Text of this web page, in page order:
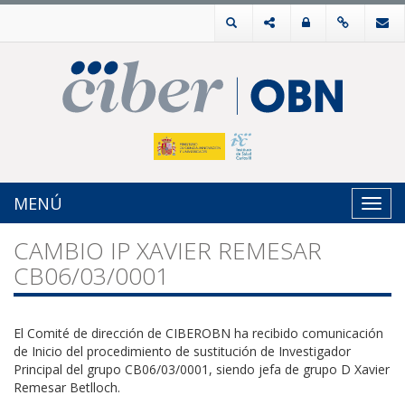
MENÚ
CAMBIO IP XAVIER REMESAR
CB06/03/0001
El Comité de dirección de CIBEROBN ha recibido comunicación
de Inicio del procedimiento de sustitución de Investigador
Principal del grupo CB06/03/0001, siendo jefa de grupo D Xavier
Remesar Betlloch.